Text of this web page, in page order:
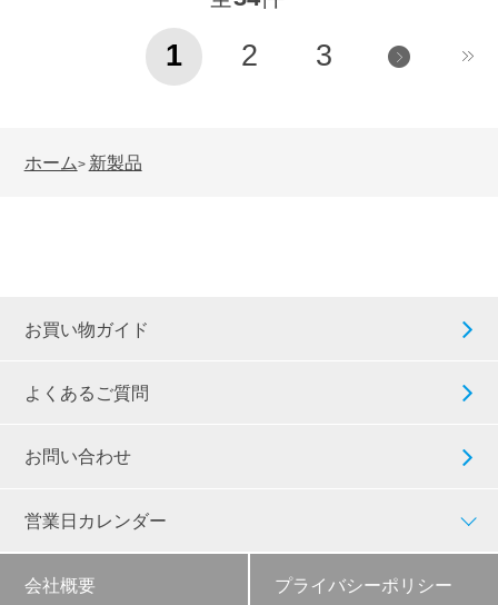
1 2 3
ホーム> 新製品
お買い物ガイド
よくあるご質問
お問い合わせ
営業日カレンダー
会社概要 プライバシーポリシー